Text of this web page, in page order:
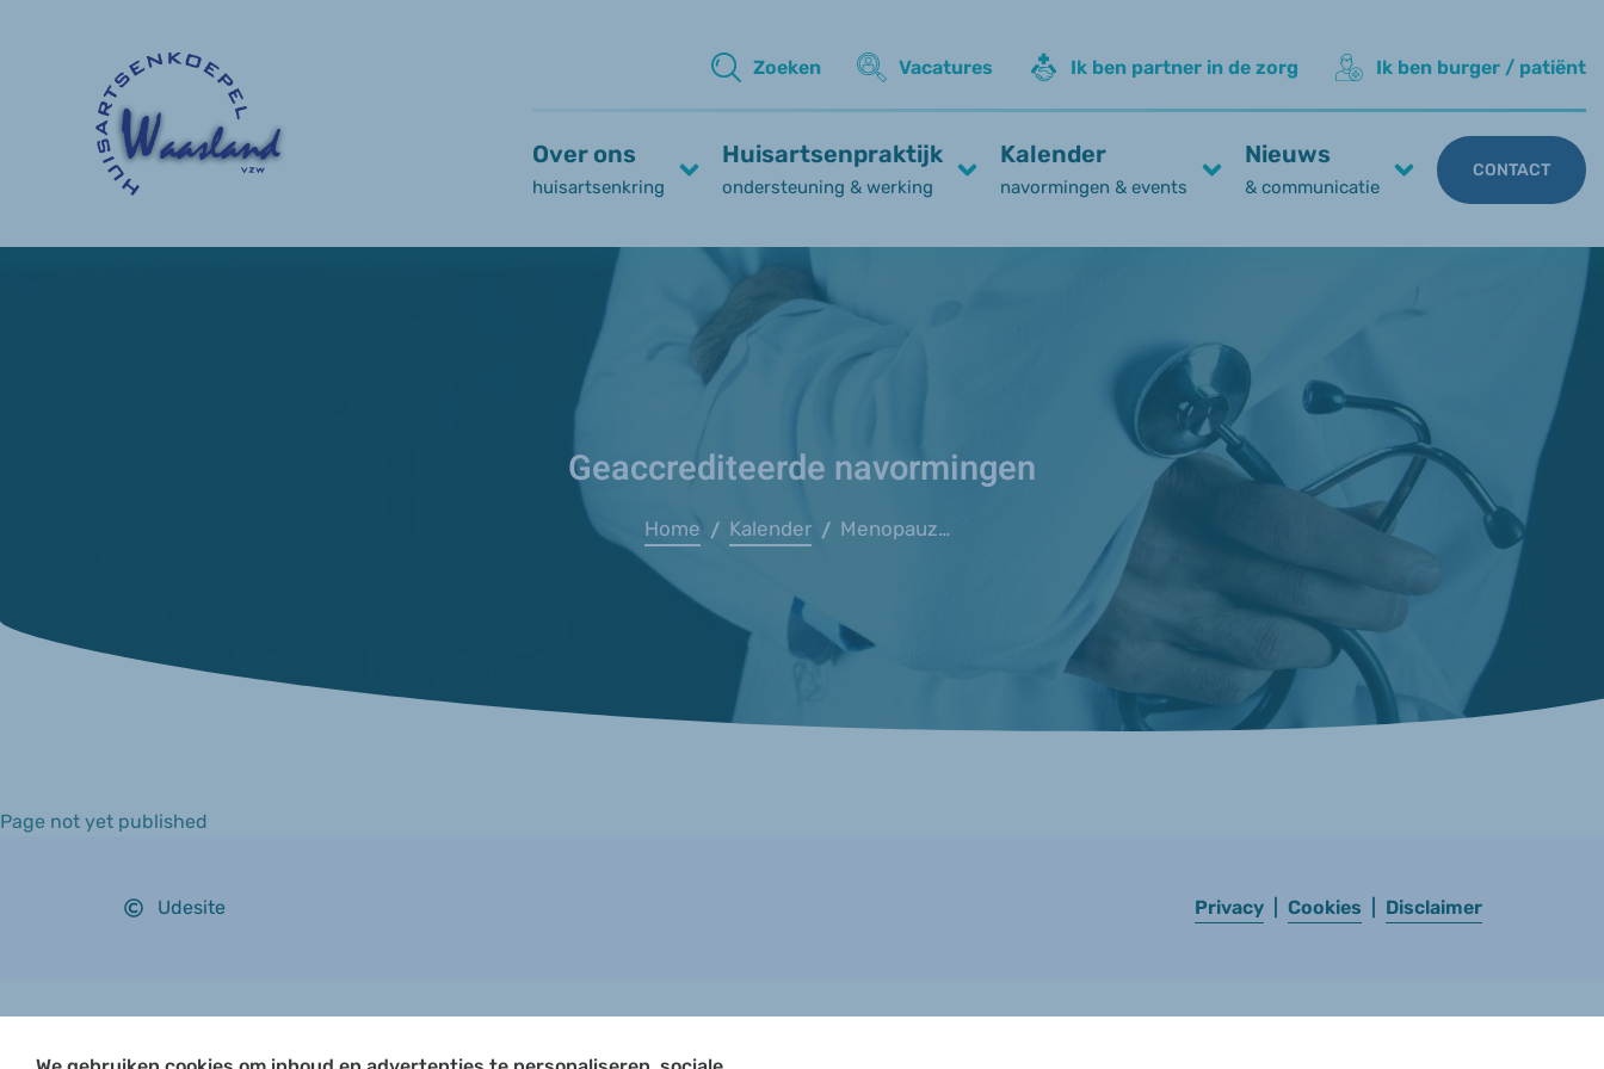
CONTACT
Over ons
huisartsenkring
Huisartsenpraktijk
ondersteuning & werking
Kalender
navormingen & events
Nieuws
& communicatie
Zoeken Vacatures Ik ben partner in de zorg Ik ben burger / patiënt
Geaccrediteerde navormingen
Home / Kalender / Menopauze & sport (Sportieq)
Page not yet published
Privacy Cookies Disclaimer
Udesite